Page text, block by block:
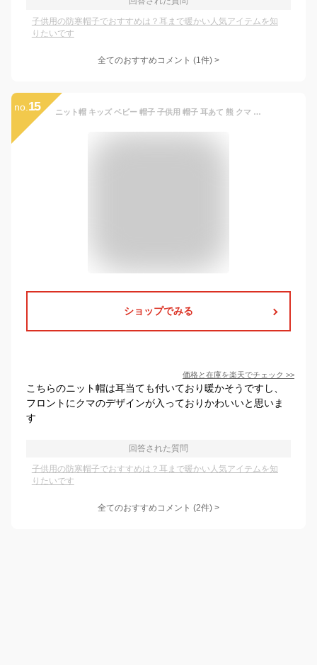
子供用の防寒帽子でおすすめは？耳まで暖かい人気アイテムを知
りたいです
全てのおすすめコメント (1件) >
no. 15 ニット帽 キッズ ベビー 帽子 子供用 帽子 耳あて 熊 クマ 防寒帽子 秋冬 ベビー 防寒 ボア 男の子 女の子 冬用ハット 男女兼用 ベビーニット帽 赤ちゃん 女の子 耳保護付き 無地 柔らかい 暖かい かわいい 防風 防寒 保温 ベビー 帽子 冬 子供 散歩 可愛い 新生児 出産祝い
ショップでみる
価格と在庫を楽天でチェック >>
こちらのニット帽は耳当ても付いており暖かそうですし、
フロントにクマのデザインが入っておりかわいいと思いま
す
回答された質問
子供用の防寒帽子でおすすめは？耳まで暖かい人気アイテムを知
りたいです
全てのおすすめコメント (2件) >